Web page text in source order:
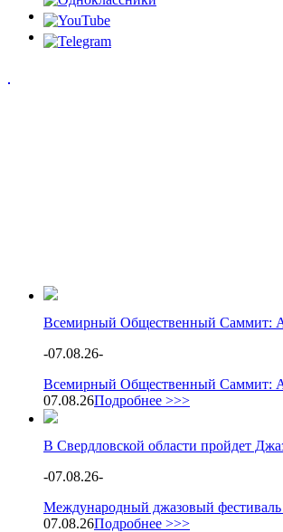
Всемирный Общественный Саммит:
-07.08.26-
Всемирный Общественный Саммит:
07.08.26Подробнее >>>
В Свердловской области пройдет
-07.08.26-
Международный джазовый фестиваль
07.08.26Подробнее >>>